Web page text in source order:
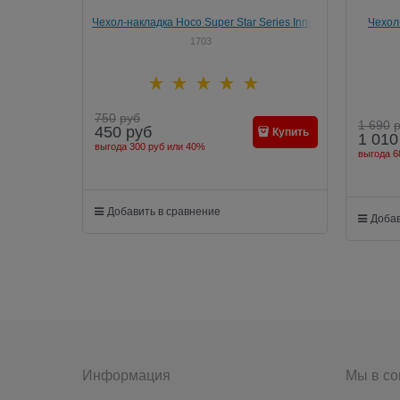
Чехол-накладка Hoco Super Star Series Inner
Diamond Flourish для Apple iPhone 6/6S Plus
1703
750 руб
450 руб
выгода 300 руб или 40%
Купить
Добавить в сравнение
Mother
1 690
1 010
выгода
Информация Мы в